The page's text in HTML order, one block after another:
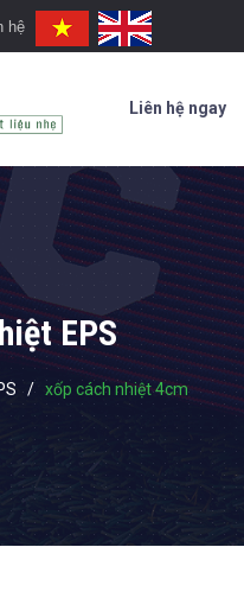
hệ
Liên hệ ngay
EPS
/ xốp cách nhiệt 4cm